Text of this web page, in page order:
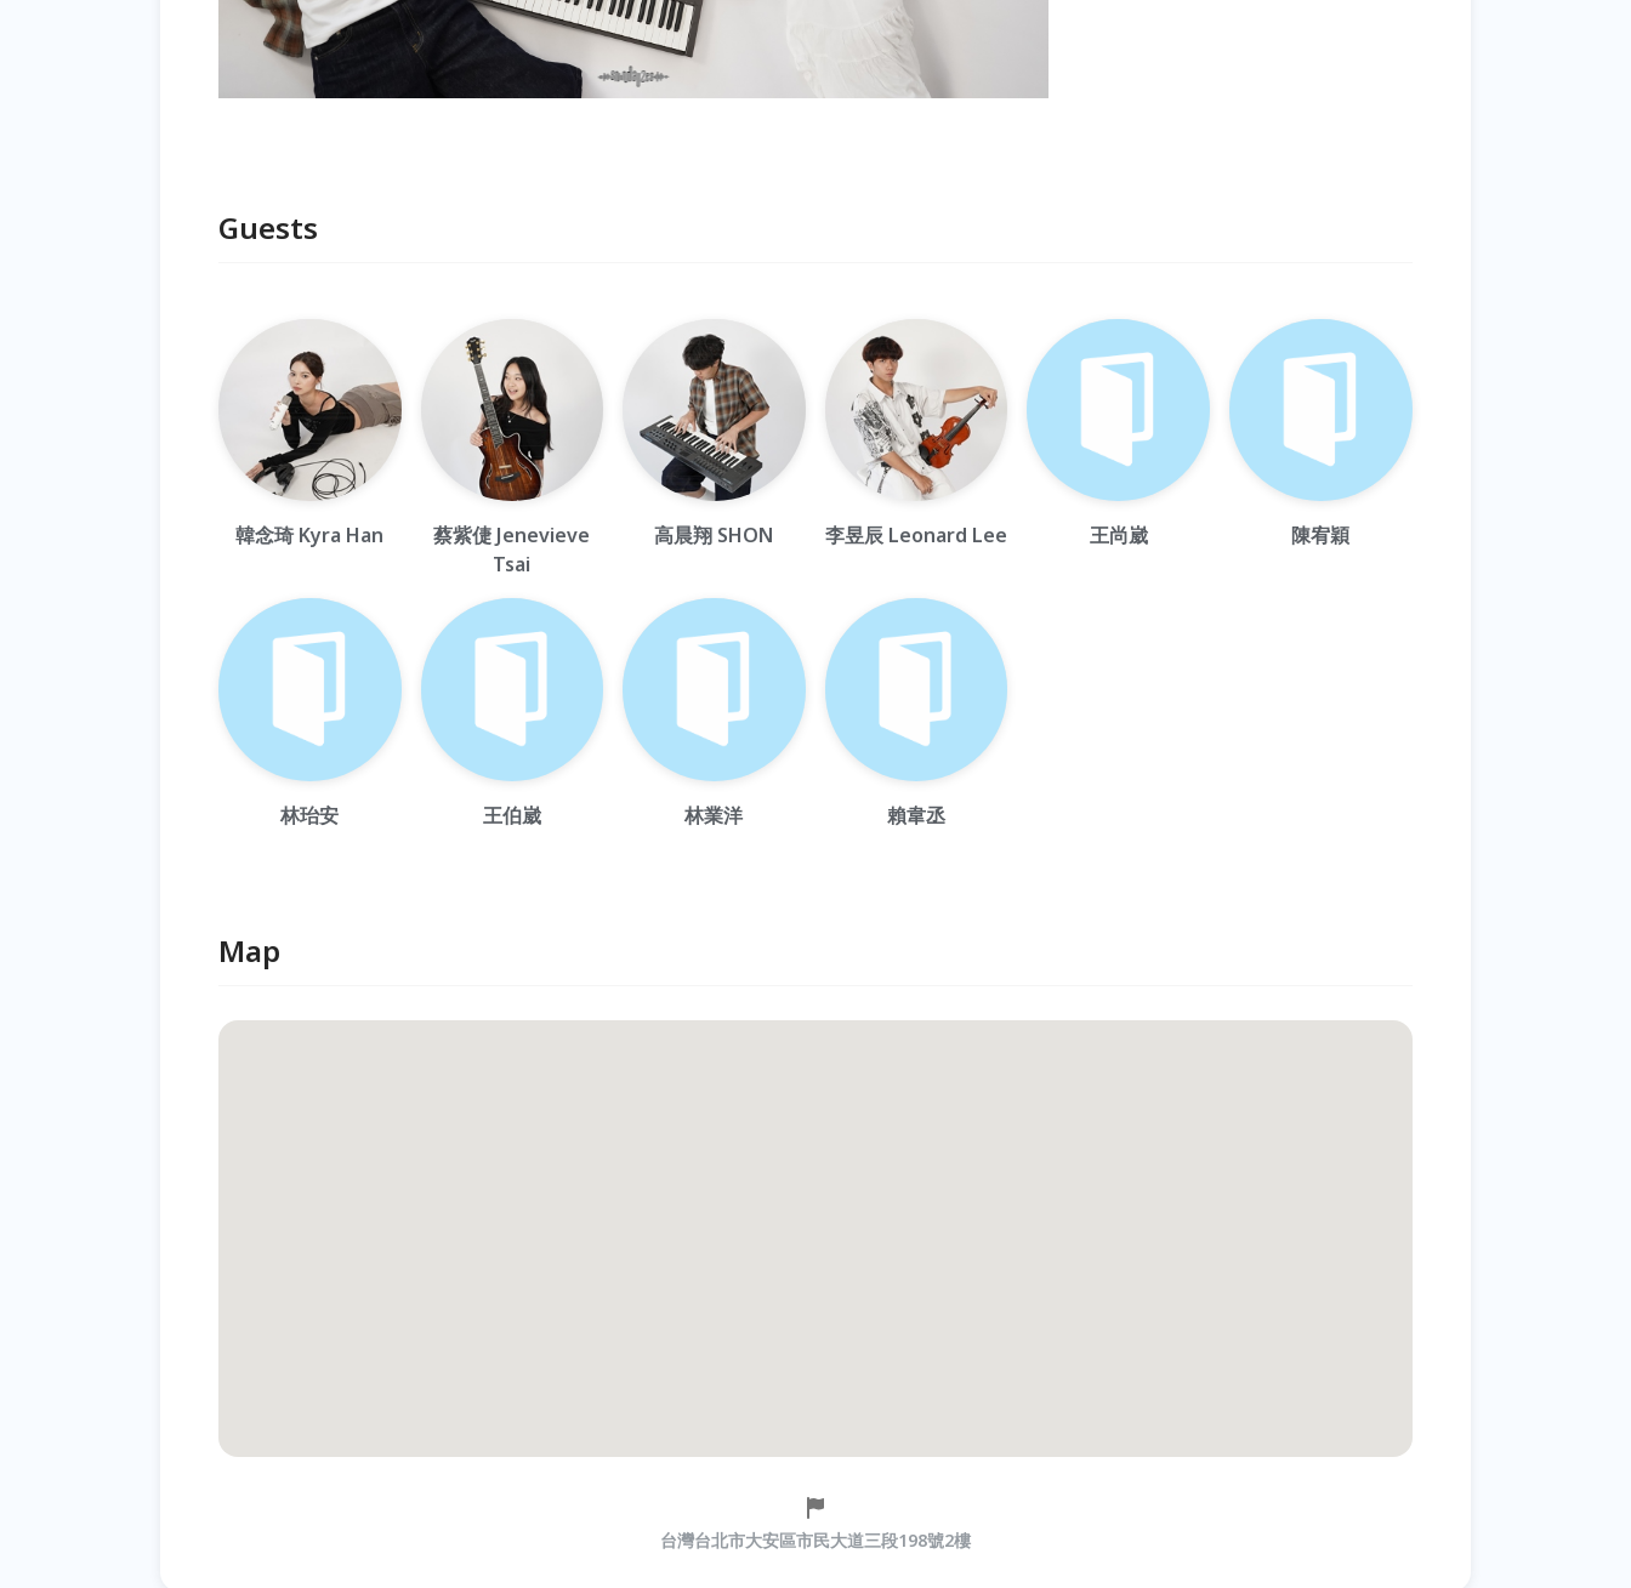
Guests
韓念琦 Kyra Han
蔡紫倢 Jenevieve
Tsai
高晨翔 SHON 李昱辰 Leonard Lee 王尚崴 陳宥穎
林珆安 王伯崴 林業洋 賴韋丞
Map
台灣台北市大安區市民大道三段198號2樓